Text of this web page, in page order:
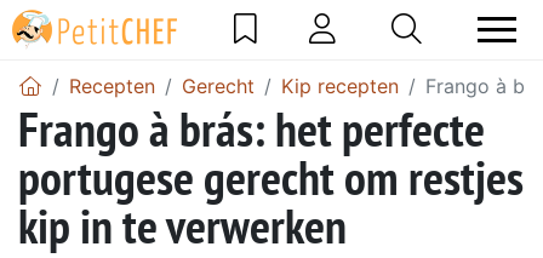
Recepten Gerecht Kip recepten Frango à
Frango à brás: het perfecte
portugese gerecht om restjes
kip in te verwerken